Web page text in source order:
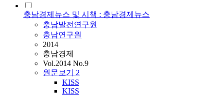
충남경제뉴스 및 시책 : 충남경제뉴스
충남발전연구원
충남연구원
2014
충남경제
Vol.2014 No.9
원문보기 2
KISS
KISS